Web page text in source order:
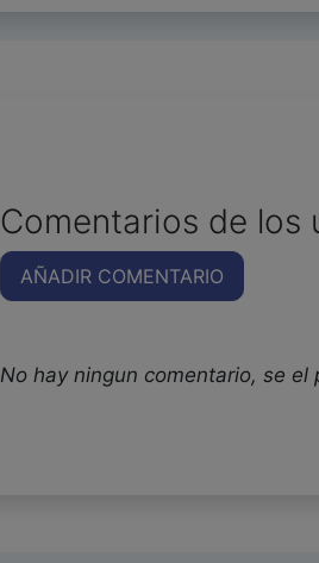
Comentarios de los
AÑADIR COMENTARIO
No hay ningun comentario, se el